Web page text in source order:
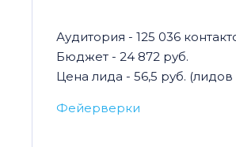
Аудитория - 125 036
Бюджет - 24 872 руб.
Цена лида - 56,5 руб. (лидов
Фейерверки